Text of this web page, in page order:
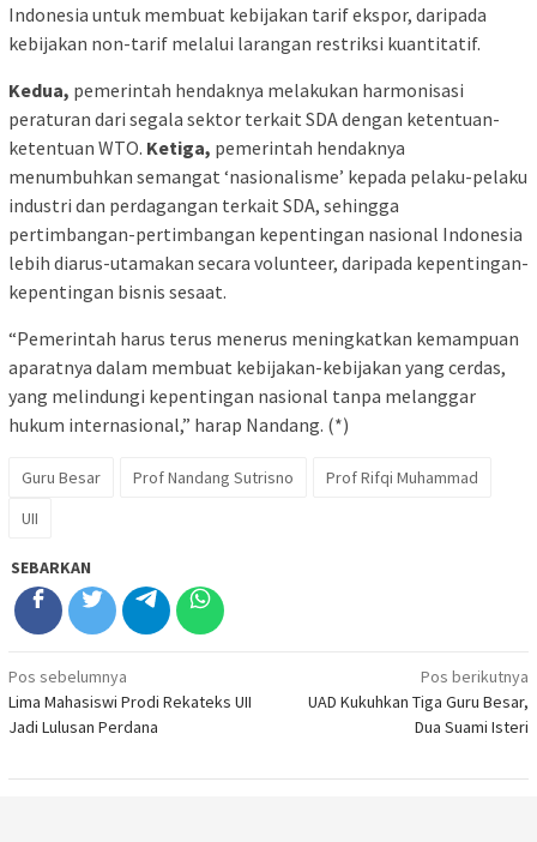
Indonesia untuk membuat kebijakan tarif ekspor, daripada
kebijakan non-tarif melalui larangan restriksi kuantitatif.
Kedua, pemerintah hendaknya melakukan harmonisasi
peraturan dari segala sektor terkait SDA dengan ketentuan-
ketentuan WTO. Ketiga, pemerintah hendaknya
menumbuhkan semangat ‘nasionalisme’ kepada pelaku-pelaku
industri dan perdagangan terkait SDA, sehingga
pertimbangan-pertimbangan kepentingan nasional Indonesia
lebih diarus-utamakan secara volunteer, daripada kepentingan-
kepentingan bisnis sesaat.
“Pemerintah harus terus menerus meningkatkan kemampuan
aparatnya dalam membuat kebijakan-kebijakan yang cerdas,
yang melindungi kepentingan nasional tanpa melanggar
hukum internasional,” harap Nandang. (*)
Guru Besar Prof Nandang Sutrisno
Prof Rifqi Muhammad
UII
SEBARKAN
Navigasi
pos
Pos sebelumnya
Lima Mahasiswi Prodi Rekateks UII
Jadi Lulusan Perdana
Pos berikutnya
UAD Kukuhkan Tiga Guru Besar,
Dua Suami Isteri